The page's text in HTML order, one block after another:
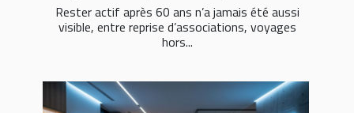
Rester actif après 60 ans n’a jamais été aussi
visible, entre reprise d’associations, voyages
hors...